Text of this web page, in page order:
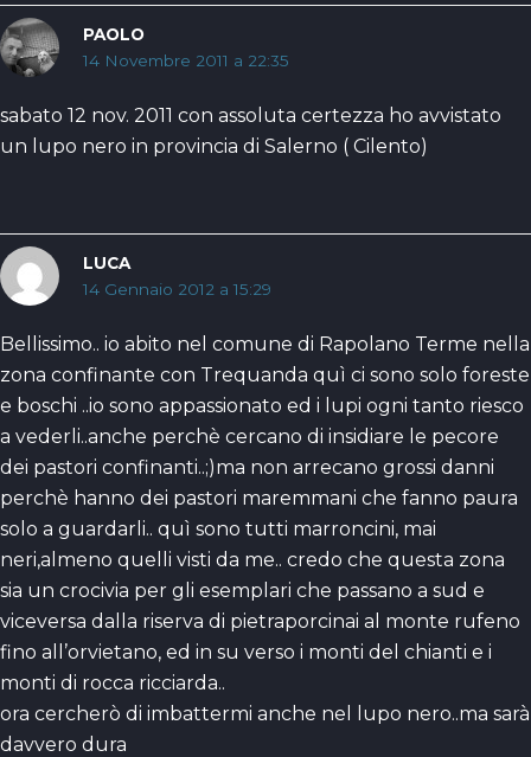
PAOLO
14 Novembre 2011 a 22:35
sabato 12 nov. 2011 con assoluta certezza ho avvistato
un lupo nero in provincia di Salerno ( Cilento)
LUCA
14 Gennaio 2012 a 15:29
Bellissimo.. io abito nel comune di Rapolano Terme nella
zona confinante con Trequanda quì ci sono solo foreste
e boschi ..io sono appassionato ed i lupi ogni tanto riesco
a vederli..anche perchè cercano di insidiare le pecore
dei pastori confinanti..;)ma non arrecano grossi danni
perchè hanno dei pastori maremmani che fanno paura
solo a guardarli.. quì sono tutti marroncini, mai
neri,almeno quelli visti da me.. credo che questa zona
sia un crocivia per gli esemplari che passano a sud e
viceversa dalla riserva di pietraporcinai al monte rufeno
fino all’orvietano, ed in su verso i monti del chianti e i
monti di rocca ricciarda..
ora cercherò di imbattermi anche nel lupo nero..ma sarà
davvero dura